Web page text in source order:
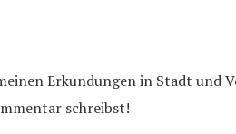
Erkundungen in Stadt und
schreibst!